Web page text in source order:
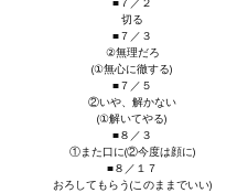
切る
■７／３
②無理だろ
(①無心に徹する)
■７／５
②いや、解かない
(①解いてやる)
■８／３
①また口に(②今度は顔に)
■８／１７
おろしてもらう(このままでいい)